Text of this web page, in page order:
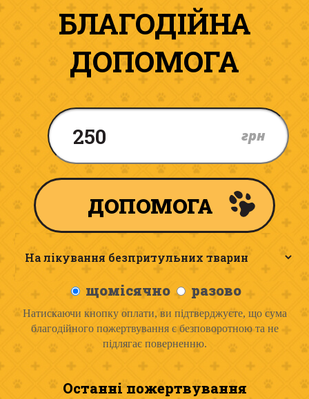
БЛАГОДІЙНА
ДОПОМОГА
грн
щомісячно разово
Натискаючи кнопку оплати, ви підтверджуєте, що сума
благодійного пожертвування є безповоротною та не
підлягає поверненню.
Останні пожертвування